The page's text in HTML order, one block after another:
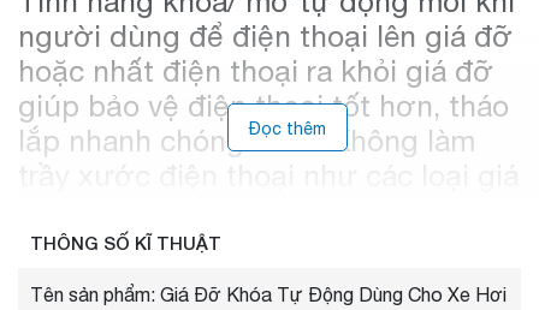
Đọc thêm
người dùng để điện thoại lên giá đỡ
hoặc nhất điện thoại ra khỏi giá đỡ
giúp bảo vệ điện thoại tốt hơn, tháo
lắp nhanh chóng hơn . Không làm
THÔNG SỐ KĨ THUẬT
Tên sản phẩm: Giá Đỡ Khóa Tự Động Dùng Cho Xe Hơi